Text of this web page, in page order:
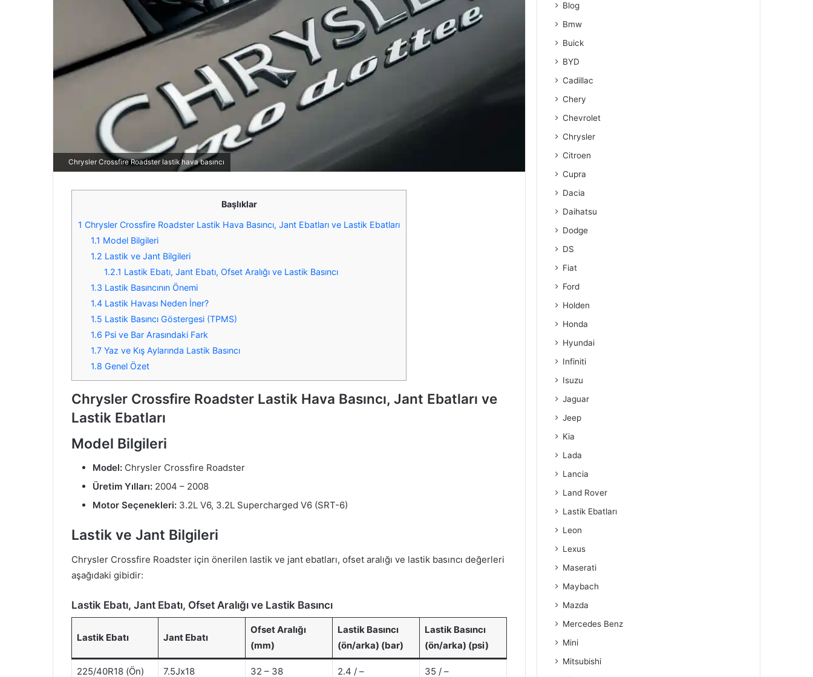
Chrysler Crossfire Roadster lastik hava basıncı
Başlıklar
1 Chrysler Crossfire Roadster Lastik Hava Basıncı, Jant Ebatları ve Lastik Ebatları
1.1 Model Bilgileri
1.2 Lastik ve Jant Bilgileri
1.2.1 Lastik Ebatı, Jant Ebatı, Ofset Aralığı ve Lastik Basıncı
1.3 Lastik Basıncının Önemi
1.4 Lastik Havası Neden İner?
1.5 Lastik Basıncı Göstergesi (TPMS)
1.6 Psi ve Bar Arasındaki Fark
1.7 Yaz ve Kış Aylarında Lastik Basıncı
1.8 Genel Özet
Chrysler Crossfire Roadster Lastik Hava Basıncı, Jant Ebatları ve
Lastik Ebatları
Model Bilgileri
Model: Chrysler Crossfire Roadster
Üretim Yılları: 2004 – 2008
Motor Seçenekleri: 3.2L V6, 3.2L Supercharged V6 (SRT-6)
Lastik ve Jant Bilgileri
Chrysler Crossfire Roadster için önerilen lastik ve jant ebatları, ofset aralığı ve lastik basıncı değerleri
aşağıdaki gibidir:
Lastik Ebatı, Jant Ebatı, Ofset Aralığı ve Lastik Basıncı
Lastik Ebatı Jant Ebatı
Ofset Aralığı
(mm)
Lastik Basıncı
(ön/arka) (bar)
Lastik Basıncı
(ön/arka) (psi)
225/40R18 (Ön) 7.5Jx18 32 – 38 2.4 / – 35 / –
Blog
Bmw
Buick
BYD
Cadillac
Chery
Chevrolet
Chrysler
Citroen
Cupra
Dacia
Daihatsu
Dodge
DS
Fiat
Ford
Holden
Honda
Hyundai
Infiniti
Isuzu
Jaguar
Jeep
Kia
Lada
Lancia
Land Rover
Lastik Ebatları
Leon
Lexus
Maserati
Maybach
Mazda
Mercedes Benz
Mini
Mitsubishi